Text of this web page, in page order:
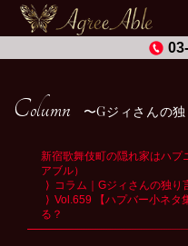
Column Gジィさんの
新宿歌舞伎町の隠れ家はハプ
アブル）
コラム｜Gジィさんの独り
Vol.659 【ハプバー小ネタ
る？